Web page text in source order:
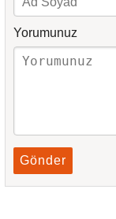
Yorumunuz
Gönder